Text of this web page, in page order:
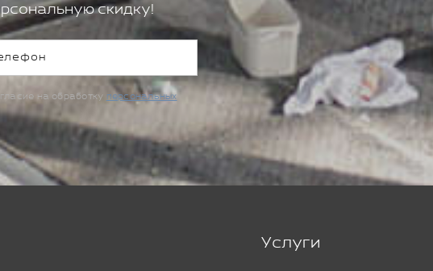
скидку!
на обработку персональных
Услуги